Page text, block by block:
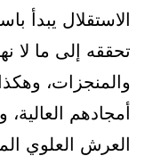
الاستقلال يبدأ
تحققه إلى ما لا
والمنجزات،
أمجادهم
العرش العلوي